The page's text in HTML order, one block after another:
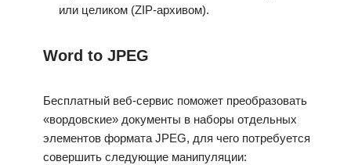
или целиком (ZIP-архивом).
Word to JPEG
Бесплатный веб-сервис поможет преобразовать
«вордовские» документы в наборы отдельных
элементов формата JPEG, для чего потребуется
совершить следующие манипуляции: